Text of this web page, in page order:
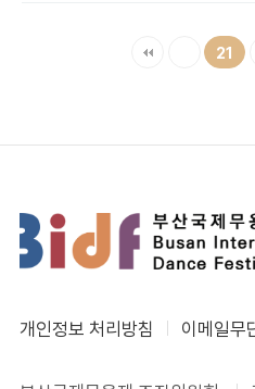
21
개인정보 처리방침 이메일무